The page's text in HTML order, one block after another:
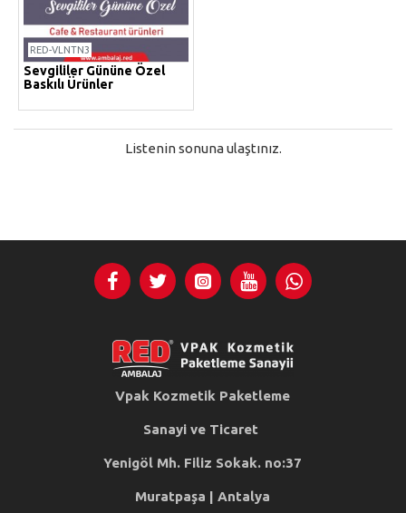
RED-VLNTN3
Sevgililer Gününe Özel
Baskılı Ürünler
Listenin sonuna ulaştınız.
Vpak Kozmetik Paketleme
Sanayi ve Ticaret
Yenigöl Mh. Filiz Sokak. no:37
Muratpaşa | Antalya